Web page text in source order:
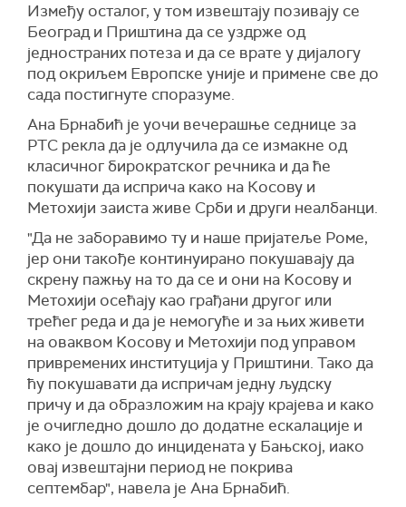
Између осталог, у том извештају позивају се
Београд и Приштина да се уздрже од
једностраних потеза и да се врате у дијалогу
под окриљем Европске уније и примене све до
сада постигнуте споразуме.
Ана Брнабић је уочи вечерашње седнице за
РТС рекла да је одлучила да се измакне од
класичног бирократског речника и да ће
покушати да исприча како на Косову и
Метохији заиста живе Срби и други неалбанци.
"Да не заборавимо ту и наше пријатеље Роме,
јер они такође континуирано покушавају да
скрену пажњу на то да се и они на Kосову и
Метохији осећају као грађани другог или
трећег реда и да је немогуће и за њих живети
на оваквом Kосову и Метохији под управом
привремених институција у Приштини. Тако да
ћу покушавати да испричам једну људску
причу и да образложим на крају крајева и како
је очигледно дошло до додатне ескалације и
како је дошло до инцидената у Бањској, иако
овај извештајни период не покрива
септембар", навела је Ана Брнабић.